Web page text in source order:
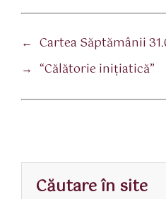
← Cartea Săptămânii
→ “Călătorie inițiatică”
Căutare în site